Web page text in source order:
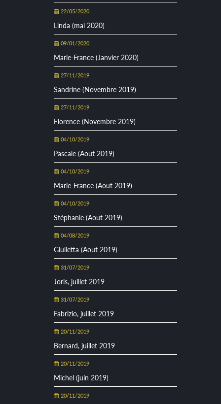
22/05/2020
Linda (mai 2020)
09/01/2020
Marie-France (Janvier 2020)
27/11/2019
Sandrine (Novembre 2019)
27/11/2019
Florence (Novembre 2019)
04/10/2019
Pascale (Aout 2019)
04/10/2019
Marie-France (Aout 2019)
04/10/2019
Stéphanie (Aout 2019)
04/08/2019
Giulietta (Aout 2019)
31/07/2019
Joris, juillet 2019
31/07/2019
Fabrizio, juillet 2019
20/11/2019
Bernard, juillet 2019
20/11/2019
Michel (juin 2019)
20/11/2019